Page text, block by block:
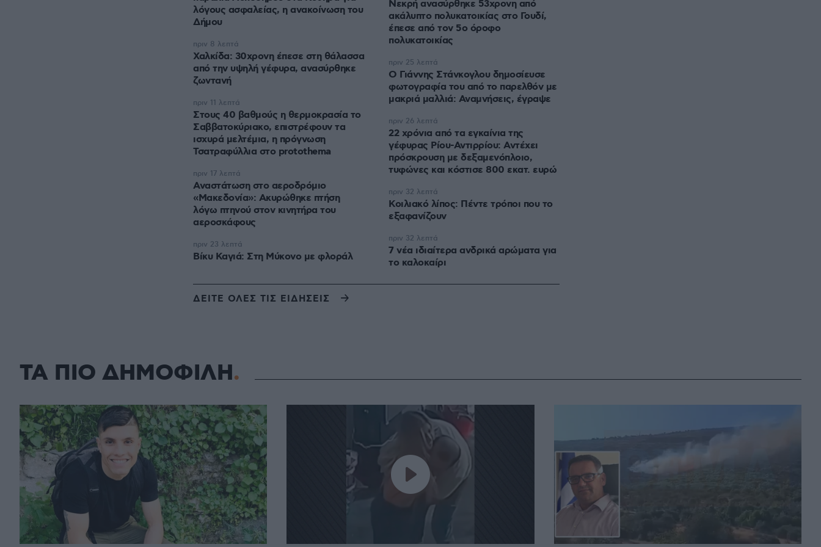
λόγους ασφαλείας, η ανακοίνωση του
Δήμου
Χαλκίδα: 30χρονη έπεσε στη θάλασσα
από την υψηλή γέφυρα, ανασύρθηκε
ζωντανή
πριν 8 λεπτά
Στους 40 βαθμούς η θερμοκρασία το
Σαββατοκύριακο, επιστρέφουν τα
ισχυρά μελτέμια, η πρόγνωση
Τσατραφύλλια στο protothema
πριν 11 λεπτά
Αναστάτωση στο αεροδρόμιο
«Μακεδονία»: Ακυρώθηκε πτήση
λόγω πτηνού στον κινητήρα του
αεροσκάφους
πριν 17 λεπτά
Βίκυ Καγιά: Στη Μύκονο με φλοράλ
πριν 23 λεπτά
Νεκρή ανασύρθηκε 53χρονη από
ακάλυπτο πολυκατοικίας στο Γουδί,
έπεσε από τον 5ο όροφο
πολυκατοικίας
Ο Γιάννης Στάνκογλου δημοσίευσε
φωτογραφία του από το παρελθόν με
μακριά μαλλιά: Αναμνήσεις, έγραψε
πριν 25 λεπτά
22 χρόνια από τα εγκαίνια της
γέφυρας Ρίου-Αντιρρίου: Αντέχει
πρόσκρουση με δεξαμενόπλοιο,
τυφώνες και κόστισε 800 εκατ. ευρώ
πριν 26 λεπτά
Κοιλιακό λίπος: Πέντε τρόποι που το
εξαφανίζουν
πριν 32 λεπτά
7 νέα ιδιαίτερα ανδρικά αρώματα για
το καλοκαίρι
πριν 32 λεπτά
ΔΕΙΤΕ ΟΛΕΣ ΤΙΣ ΕΙΔΗΣΕΙΣ
ΤΑ ΠΙΟ ΔΗΜΟΦΙΛΗ